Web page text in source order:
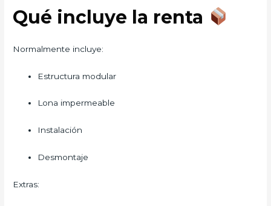
Qué incluye la renta
Normalmente incluye:
Estructura modular
Lona impermeable
Instalación
Desmontaje
Extras: